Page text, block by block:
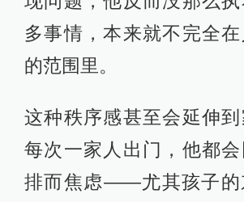
多事情，本来就不完全在
的范围里。
这种秩序感甚至会延伸到
每次一家人出门，他都
排而焦虑——尤其孩子的